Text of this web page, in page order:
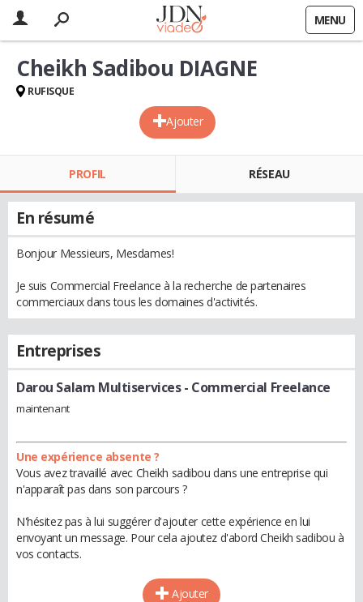
MENU
Ajouter
Cheikh Sadibou DIAGNE
RUFISQUE
PROFIL RÉSEAU
En résumé
Bonjour Messieurs, Mesdames!
Je suis Commercial Freelance à la recherche de partenaires
commerciaux dans tous les domaines d'activités.
Entreprises
Darou Salam Multiservices- Commercial Freelance
maintenant
Une expérience absente ?
Vous avez travaillé avec Cheikh sadibou dans une entreprise qui
n'apparaît pas dans son parcours ?
N'hésitez pas à lui suggérer d'ajouter cette expérience en lui
envoyant un message. Pour cela ajoutez d'abord Cheikh sadibou à
vos contacts.
Ajouter